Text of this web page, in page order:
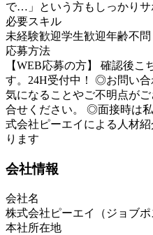
で…」という方もしっかりサ
必要スキル
未経験歓迎学生歓迎年齢不問
応募方法
【WEB応募の方】 確認後こ
す。24H受付中！ ◎お問い合
気になることやご不明点が
合せください。 ◎面接時は
式会社ピーエイによる人材
ります
会社情報
会社名
株式会社ピーエイ（ジョブポ
本社所在地